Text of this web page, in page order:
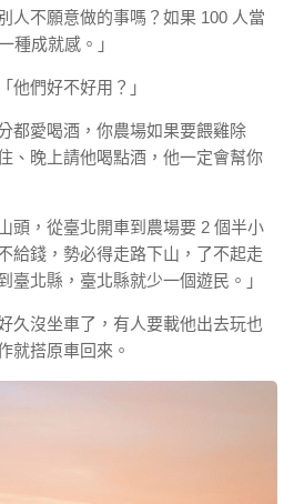
人不願意做的事嗎？如果 100 人當
種成就感。」
他們好不好用？」
都愛喝酒，你農場如果要餵雞除
、晚上請他喝點酒，他一定會幫你
頭，從臺北開車到農場要 2 個半小
給錢，勢必得走路下山，了不起走
臺北縣，臺北縣就少一個遊民。」
久沒坐車了，有人要載他出去玩也
就搭原車回來。